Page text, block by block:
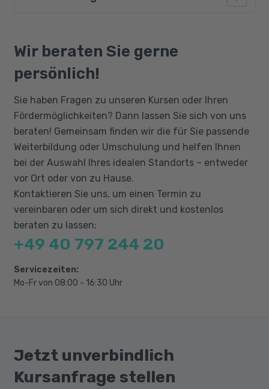
Der Arbeitsplatz - Ansichtsoptionen
Systemeinstellungen
Text, Absätze und Dokumente formatieren
Dokumentvorlagen
Kopf- und Fußzeilen, Seitenzahlen
Abbildungen und Formen einfügen und
bearbeiten
Arbeiten mit Tabellen
Seriendruck, Umschläge und Etiketten
dem Niveau Deutsch B.2.
Wir beraten Sie gerne
persönlich!
Sie haben Fragen zu unseren Kursen oder Ihren
Fördermöglichkeiten? Dann lassen Sie sich von uns
beraten! Gemeinsam finden wir die für Sie passende
Weiterbildung oder Umschulung und helfen Ihnen
bei der Auswahl Ihres idealen Standorts – entweder
vor Ort oder von zu Hause.
Kontaktieren Sie uns, um einen Termin zu
vereinbaren oder um sich direkt und kostenlos
beraten zu lassen:
+49 40 797 244 20
Servicezeiten:
Mo-Fr von 08:00 - 16:30 Uhr
Jetzt unverbindlich
Kursanfrage stellen